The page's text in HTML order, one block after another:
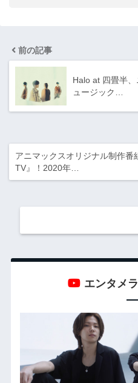
前の記事
Halo at 四畳半
ュージック…
アニマックスオリジナル制作番
TV』！2020年…
エンタメ